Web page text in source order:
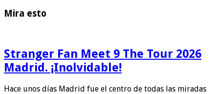
Mira esto
Stranger Fan Meet 9 The Tour 2026
Madrid. ¡Inolvidable!
Hace unos días Madrid fue el centro de todas las miradas